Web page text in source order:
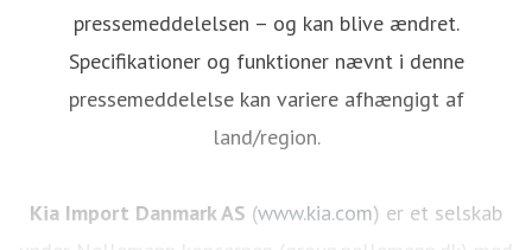
pressemeddelelsen – og kan blive ændret.
Specifikationer og funktioner nævnt i denne
pressemeddelelse kan variere afhængigt af
land/region.
Kia Import Danmark AS (www.kia.com) er et selskab